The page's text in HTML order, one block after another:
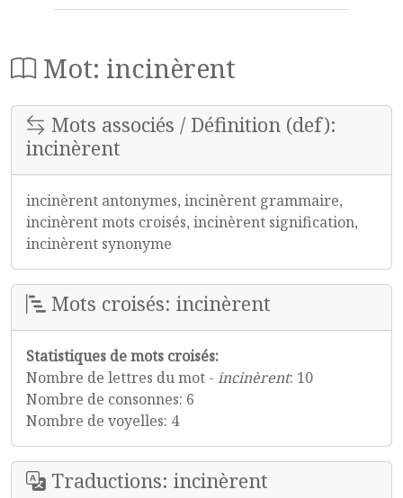
Mot: incinèrent
Mots associés / Définition (def):
incinèrent
incinèrent antonymes, incinèrent grammaire,
incinèrent mots croisés, incinèrent signification,
incinèrent synonyme
Mots croisés: incinèrent
Statistiques de mots croisés:
Nombre de lettres du mot - incinèrent: 10
Nombre de consonnes: 6
Nombre de voyelles: 4
Traductions: incinèrent